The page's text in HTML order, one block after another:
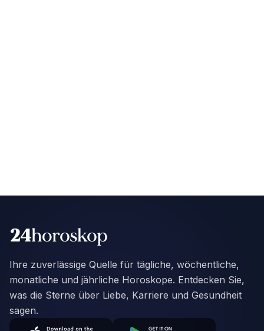
Ihre zuverlässige Quelle für tägliche, wöchentliche,
monatliche und jährliche Horoskope. Entdecken Sie,
was die Sterne über Liebe, Karriere und Gesundheit
sagen.